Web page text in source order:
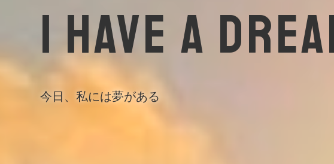
I HAVE A
今日、私には夢がある